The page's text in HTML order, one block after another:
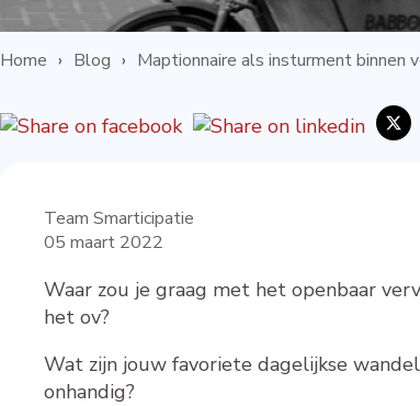
Home Blog Maptionnaire als insturment
Team Smarticipatie
05 maart 2022
Waar zou je graag met het openbaar
het ov?
Wat zijn jouw favoriete dagelijkse
onhandig?